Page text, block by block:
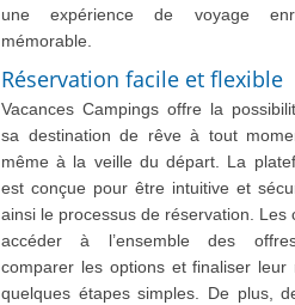
une expérience de voyage
mémorable.
Réservation facile et flexible
Vacances Campings offre la
sa destination de rêve à tout
même à la veille du départ. La
est conçue pour être intuitive et
ainsi le processus de réservation. Les
accéder à l’ensemble des
comparer les options et finaliser leur
quelques étapes simples. De plus,